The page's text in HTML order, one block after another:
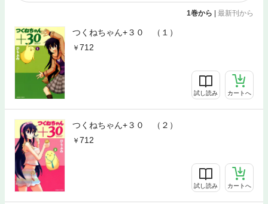
1巻から | 最新刊から
つくねちゃん+３０ （１）
712
試し読み カートへ
つくねちゃん+３０ （２）
712
試し読み カートへ